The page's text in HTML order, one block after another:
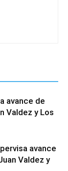
avance de
Valdez y Los
avance
Valdez y